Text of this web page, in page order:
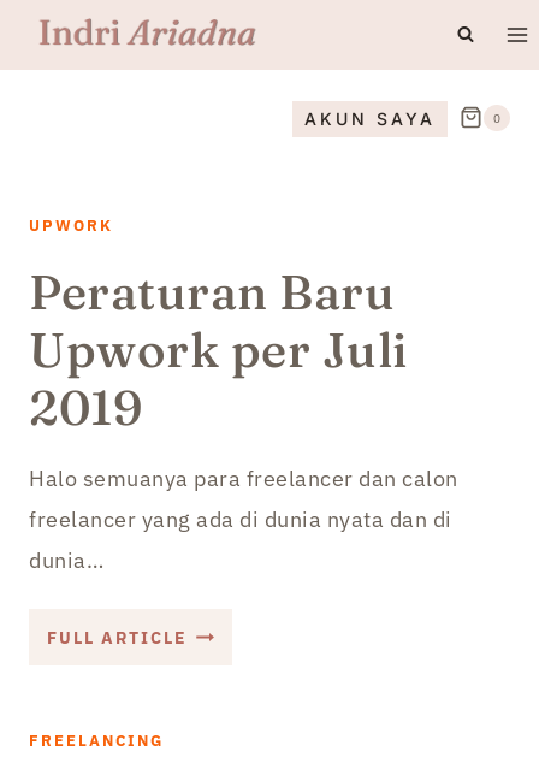
Skip
AKUN SAYA 0
UPWORK
Peraturan Baru
Upwork per Juli
2019
Halo semuanya para freelancer dan calon
freelancer yang ada di dunia nyata dan di
dunia…
FULL ARTICLE PERATURAN
FREELANCING